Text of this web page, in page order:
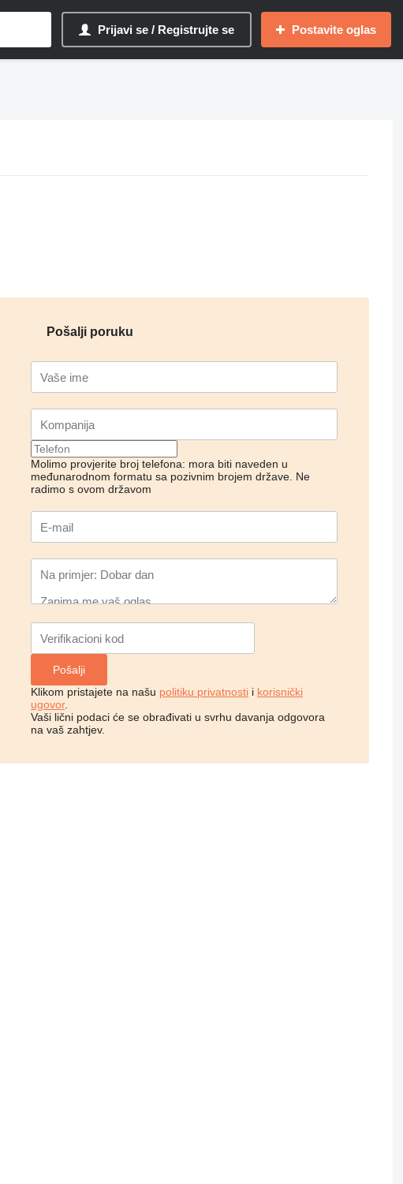
Prijavi se / Registrujte se Postavite oglas
Pošalji poruku
Molimo provjerite broj telefona: mora biti naveden u
međunarodnom formatu sa pozivnim brojem države. Ne
radimo s ovom državom
Klikom pristajete na našu politiku privatnosti i korisnički
ugovor.
Vaši lični podaci će se obrađivati ​​u svrhu davanja odgovora
na vaš zahtjev.